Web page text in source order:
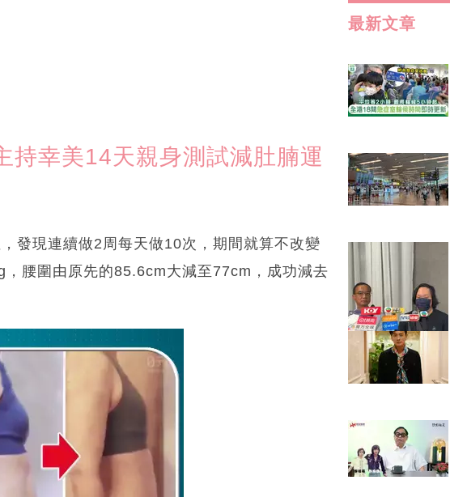
持幸美14天親身測試減肚腩運
發現連續做2周每天做10次，期間就算不改變
腰圍由原先的85.6cm大減至77cm，成功減去
最新文章